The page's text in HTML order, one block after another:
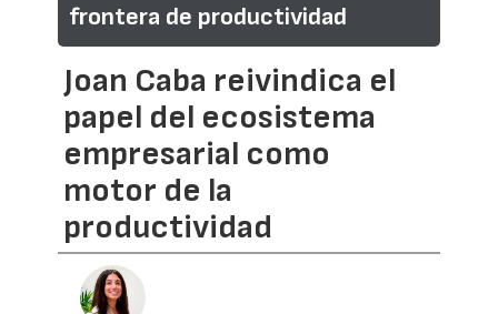
frontera de productividad
Joan Caba reivindica el
papel del ecosistema
empresarial como
motor de la
productividad